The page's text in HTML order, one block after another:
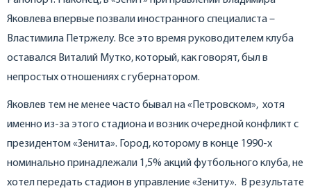
Яковлева впервые позвали иностранного специалиста –
Властимила Петржелу. Все это время руководителем клуба
оставался Виталий Мутко, который, как говорят, был в
непростых отношениях с губернатором.
Яковлев тем не менее часто бывал на «Петровском», хотя
именно из-за этого стадиона и возник очередной конфликт с
президентом «Зенита». Город, которому в конце 1990-х
номинально принадлежали 1,5% акций футбольного клуба, не
хотел передать стадион в управление «Зениту». В результате